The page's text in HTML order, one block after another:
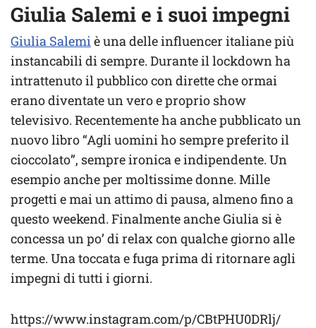
Giulia Salemi e i suoi impegni
Giulia Salemi è una delle influencer italiane più
instancabili di sempre. Durante il lockdown ha
intrattenuto il pubblico con dirette che ormai
erano diventate un vero e proprio show
televisivo. Recentemente ha anche pubblicato un
nuovo libro “Agli uomini ho sempre preferito il
cioccolato”, sempre ironica e indipendente. Un
esempio anche per moltissime donne. Mille
progetti e mai un attimo di pausa, almeno fino a
questo weekend. Finalmente anche Giulia si è
concessa un po’ di relax con qualche giorno alle
terme. Una toccata e fuga prima di ritornare agli
impegni di tutti i giorni.
https://www.instagram.com/p/CBtPHU0DRlj/